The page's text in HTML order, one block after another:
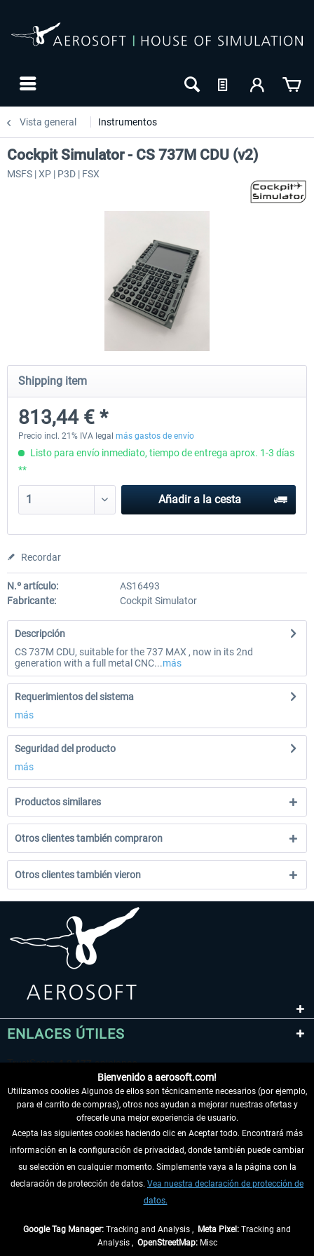
Vista general Instrumentos
Honeycomb - Sierra TPM Module
253,17 € *
Yawman Arrow
Cockpit Simulator - CS 737M CDU (v2)
MSFS | XP | P3D | FSX
Shipping item
813,44 € *
Precio incl. 21% IVA legal más gastos de envío
Listo para envío inmediato, tiempo de entrega aprox. 1-3 días
**
Añadir a la cesta
Recordar
N.º artículo:
AS16493
Fabricante:
Cockpit Simulator
Descripción
CS 737M CDU, suitable for the 737 MAX , now in its 2nd
generation with a full metal CNC...más
Requerimientos del sistema
más
Seguridad del producto
más
Productos similares
Otros clientes también compraron
Otros clientes también vieron
ENLACES ÚTILES
DESISTIR DEL CONTRATO
INFORMACIÓN
Bienvenido a aerosoft.com!
Utilizamos cookies Algunos de ellos son técnicamente necesarios (por ejemplo,
para el carrito de compras), otros nos ayudan a mejorar nuestras ofertas y
ofrecerle una mejor experiencia de usuario.
Acepta las siguientes cookies haciendo clic en Aceptar todo. Encontrará más
información en la configuración de privacidad, donde también puede cambiar
su selección en cualquier momento. Simplemente vaya a la página con la
declaración de protección de datos. Vea nuestra declaración de protección de
datos.
Google Tag Manager: Tracking and Analysis , Meta Pixel: Tracking and
Analysis , OpenStreetMap:Misc